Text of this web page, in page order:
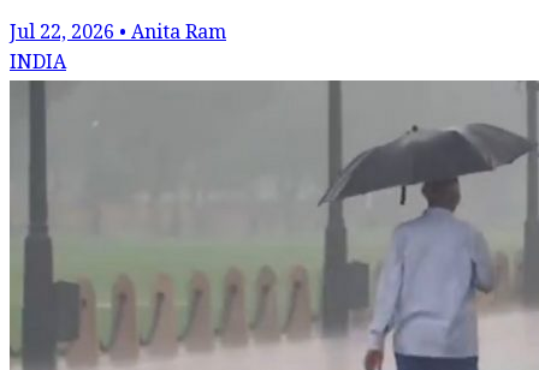
Jul 22, 2026 • Anita Ram
INDIA